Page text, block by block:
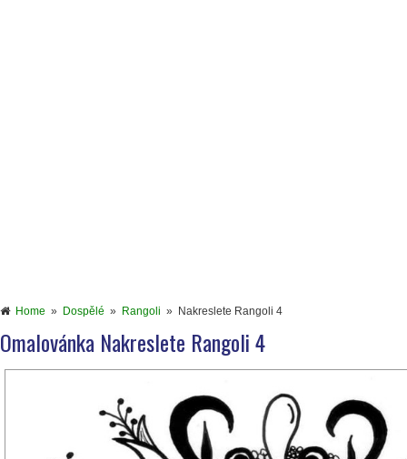
Home » Dospělé » Rangoli » Nakreslete Rangoli 4
Omalovánka Nakreslete Rangoli 4